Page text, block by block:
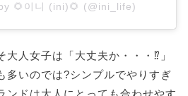
🌻이니 (ini)🌻 (@ini_life)
大人女子は「大丈夫か・・・⁉」
多いのでは?シンプルでやりすぎ